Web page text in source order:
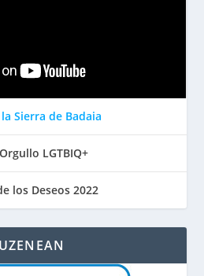
Sierra de Badaia
LGTBIQ+
los Deseos 2022